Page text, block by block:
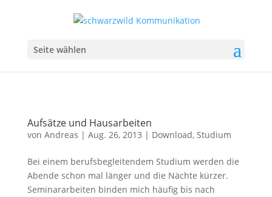
Seite wählen
Aufsätze und Hausarbeiten
von Andreas | Aug. 26, 2013 | Download, Studium
Bei einem berufsbegleitendem Studium werden die
Abende schon mal länger und die Nächte kürzer.
Seminararbeiten binden mich häufig bis nach